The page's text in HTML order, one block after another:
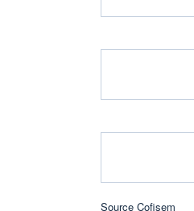
Source Cofisem